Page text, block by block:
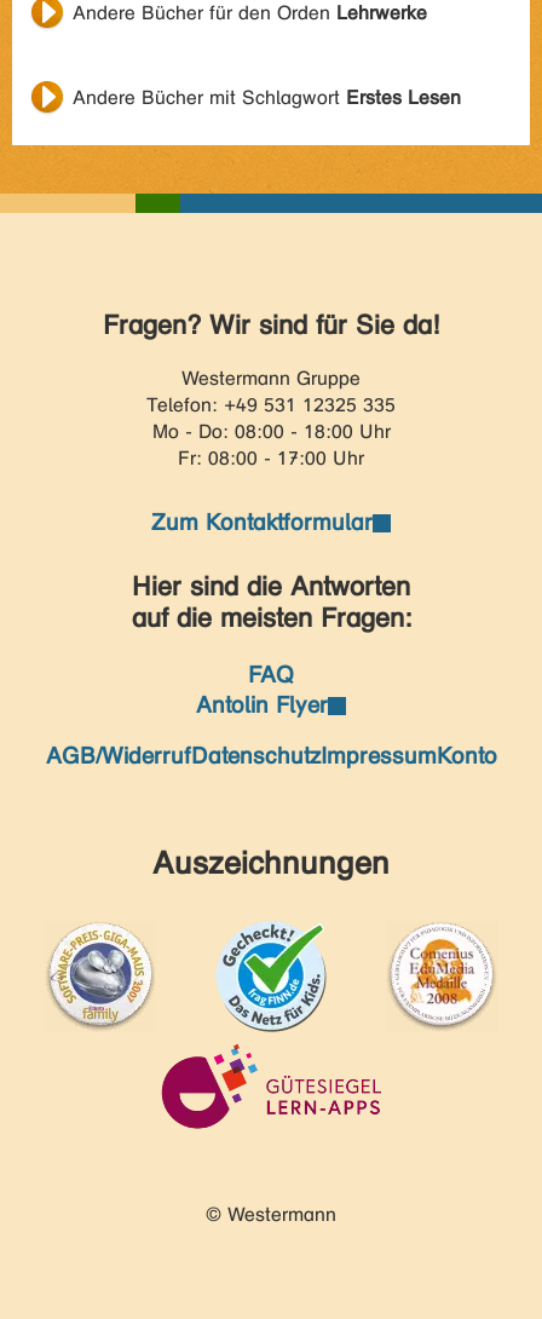
Andere Bücher für den Orden Lehrwerke
Andere Bücher mit Schlagwort Erstes Lesen